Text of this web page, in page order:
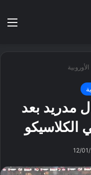
مدريد بعد
الكلاسيكو
12/